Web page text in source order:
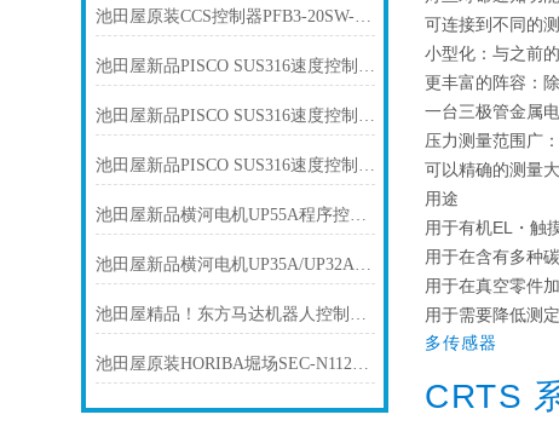
池田屋原装CCS控制器PFB3-20SW-SJT-MO(A)产品介绍技术参
池田屋新品PISCO SUS316速度控制器SSJSC16-04A正式发布
池田屋新品PISCO SUS316速度控制器SSJSC10-03A正式发布
池田屋新品PISCO SUS316速度控制器SSJSC8-02A
池田屋新品横河电机UP55A程序控制器
池田屋新品横河电机UP35A/UP32A程序控制器
池田屋精品！东方马达机器人控制器 MRC01 参数介绍
池田屋原装HORIBA堀场SEC-N112MGM气体流量控制器产品介绍技术参
可连接到不同的
小型化：与之前
更丰富的阵容：
一台三极管金属
压力测量范围广
可以精确的测量
用途
用于有机EL・触
用于在含有多种
用于在真空零件
用于需要降低测
多传感器
CRTS